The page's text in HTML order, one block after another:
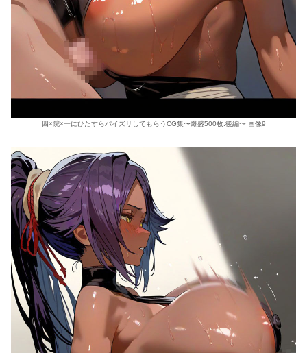
四×院×一にひたすらパイズリしてもらうCG集〜爆盛500枚:後編〜 画像9